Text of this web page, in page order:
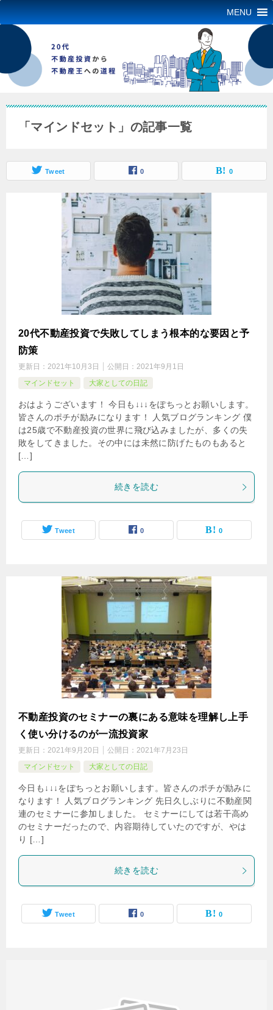
MENU
「マインドセット」の記事一覧
Tweet 0 0
20代不動産投資で失敗してしまう根本的な要因と予
防策
更新日： 2021年10月3日 公開日： 2021年9月1日
マインドセット
大家としての日記
おはようございます！ 今日も↓↓↓をぽちっとお願いします。
皆さんのポチが励みになります！ 人気ブログランキング 僕
は25歳で不動産投資の世界に飛び込みましたが、多くの失
敗をしてきました。その中には未然に防げたものもあると
[…]
続きを読む
Tweet 0 0
不動産投資のセミナーの裏にある意味を理解し上手
く使い分けるのが一流投資家
更新日： 2021年9月20日 公開日： 2021年7月23日
マインドセット
大家としての日記
今日も↓↓↓をぽちっとお願いします。皆さんのポチが励みに
なります！ 人気ブログランキング 先日久しぶりに不動産関
連のセミナーに参加しました。 セミナーにしては若干高め
のセミナーだったので、内容期待していたのですが、やは
り […]
続きを読む
Tweet 0 0